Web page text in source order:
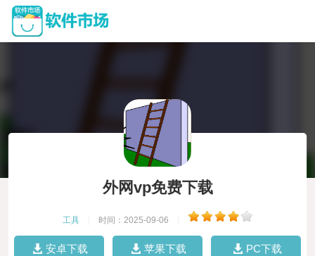
外网vp免费下载
工具 时间：2025-09-06
安卓下载 苹果下载 PC下载